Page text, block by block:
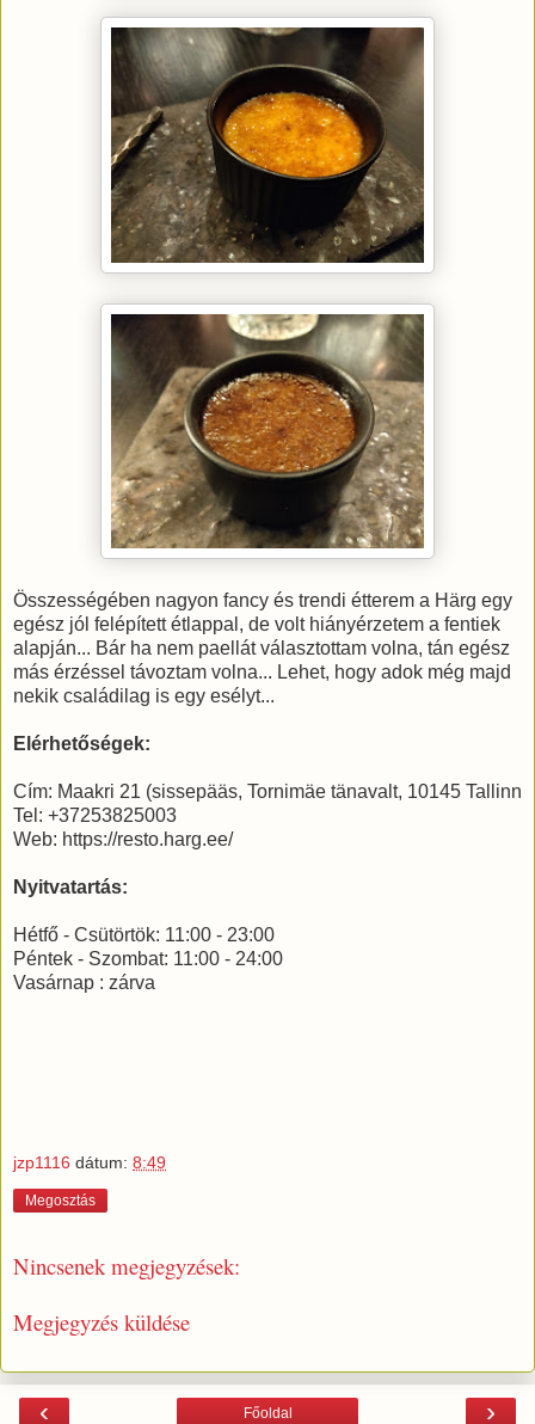
Összességében nagyon fancy és trendi étterem a Härg egy
egész jól felépített étlappal, de volt hiányérzetem a fentiek
alapján... Bár ha nem paellát választottam volna, tán egész
más érzéssel távoztam volna... Lehet, hogy adok még majd
nekik családilag is egy esélyt...
Elérhetőségek:
Cím: Maakri 21 (sissepääs, Tornimäe tänavalt, 10145 Tallinn
Tel: +37253825003
Web: https://resto.harg.ee/
Nyitvatartás:
Hétfő - Csütörtök: 11:00 - 23:00
Péntek - Szombat: 11:00 - 24:00
Vasárnap : zárva
jzp1116 dátum: 8:49
Megosztás
Nincsenek megjegyzések:
Megjegyzés küldése
‹ ›
Főoldal